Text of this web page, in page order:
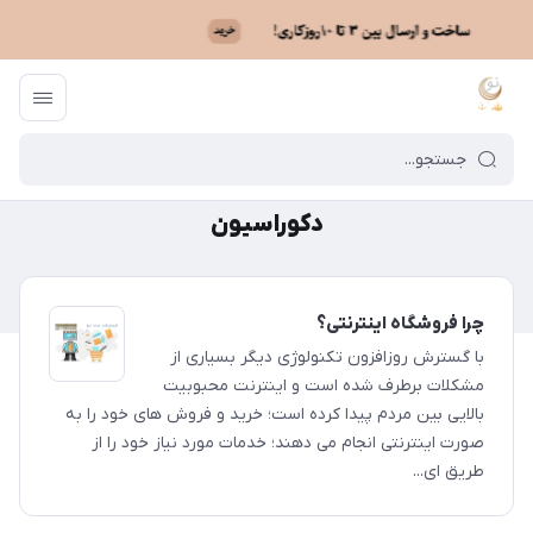
ماه نو / دکوراسیون
دکوراسیون
چرا فروشگاه اینترنتی؟
با گسترش روزافزون تکنولوژی دیگر بسیاری از
مشکلات برطرف شده است و اینترنت محبوبیت
بالایی بین مردم پیدا کرده است؛ خرید و فروش های خود را به
صورت اینترنتی انجام می دهند؛ خدمات مورد نیاز خود را از
طریق ای...